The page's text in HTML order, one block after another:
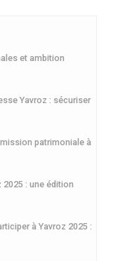
et ambition
Yavroz : sécuriser
patrimoniale à
: une édition
à Yavroz 2025 :